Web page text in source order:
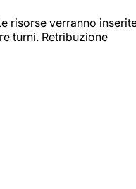
risorse verranno
turni. Retribuzione